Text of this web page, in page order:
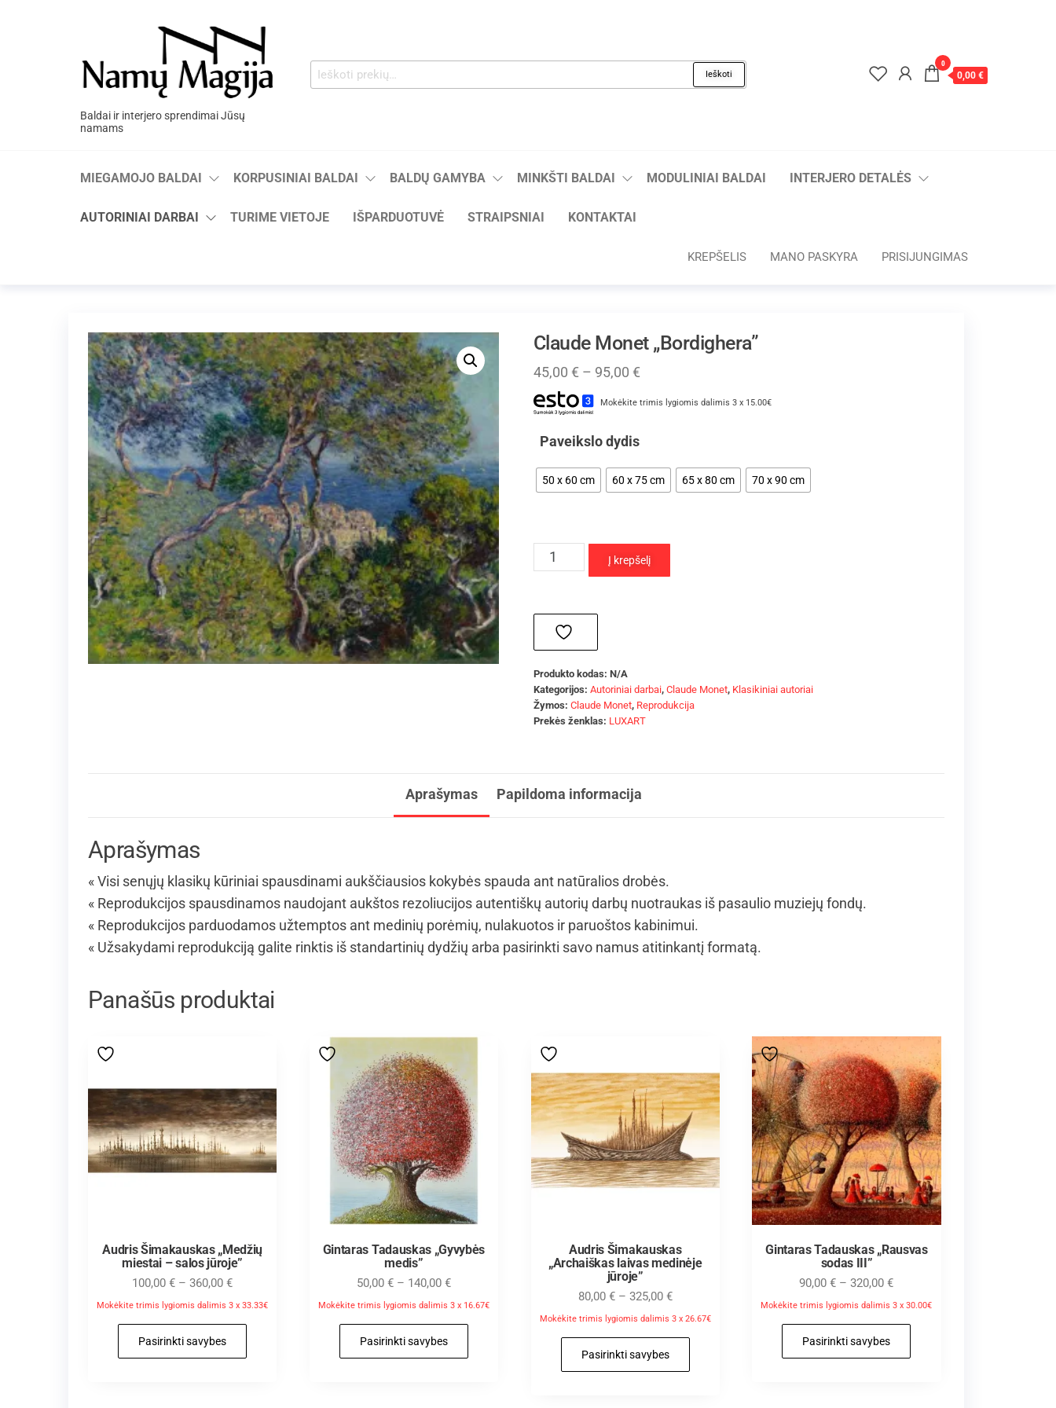
Baldai ir interjero sprendimai Jūsų
namams
Ieškoti
0
0,00 €
MIEGAMOJO BALDAI KORPUSINIAI BALDAI BALDŲ GAMYBA MINKŠTI BALDAI MODULINIAI BALDAI INTERJERO DETALĖS
AUTORINIAI DARBAI TURIME VIETOJE IŠPARDUOTUVĖ STRAIPSNIAI KONTAKTAI
KREPŠELIS MANO PASKYRA PRISIJUNGIMAS
Claude Monet „Bordighera”
45,00 € – 95,00 €
Mokėkite trimis lygiomis dalimis 3 x 15.00€
Paveikslo dydis
50 x 60 cm 60 x 75 cm 65 x 80 cm 70 x 90 cm
Į krepšelį
Produkto kodas: N/A
Kategorijos: Autoriniai darbai, Claude Monet, Klasikiniai autoriai
Žymos: Claude Monet, Reprodukcija
Prekės ženklas: LUXART
Aprašymas Papildoma informacija
Aprašymas
« Visi senųjų klasikų kūriniai spausdinami aukščiausios kokybės spauda ant natūralios drobės.
« Reprodukcijos spausdinamos naudojant aukštos rezoliucijos autentiškų autorių darbų nuotraukas iš pasaulio muziejų fondų.
« Reprodukcijos parduodamos užtemptos ant medinių porėmių, nulakuotos ir paruoštos kabinimui.
« Užsakydami reprodukciją galite rinktis iš standartinių dydžių arba pasirinkti savo namus atitinkantį formatą.
Panašūs produktai
Audris Šimakauskas „Medžių
miestai – salos jūroje”
100,00€ – 360,00€
Mokėkite trimis lygiomis dalimis 3 x 33.33€
Pasirinkti savybes
Gintaras Tadauskas „Gyvybės
medis”
50,00 € – 140,00 €
Mokėkite trimis lygiomis dalimis 3 x 16.67€
Pasirinkti savybes
Audris Šimakauskas
„Archaiškas laivas medinėje
jūroje”
80,00 € – 325,00 €
Mokėkite trimis lygiomis dalimis 3 x 26.67€
Pasirinkti savybes
Gintaras Tadauskas „Rausvas
sodas III”
90,00€ – 320,00€
Mokėkite trimis lygiomis dalimis 3 x 30.00€
Pasirinkti savybes